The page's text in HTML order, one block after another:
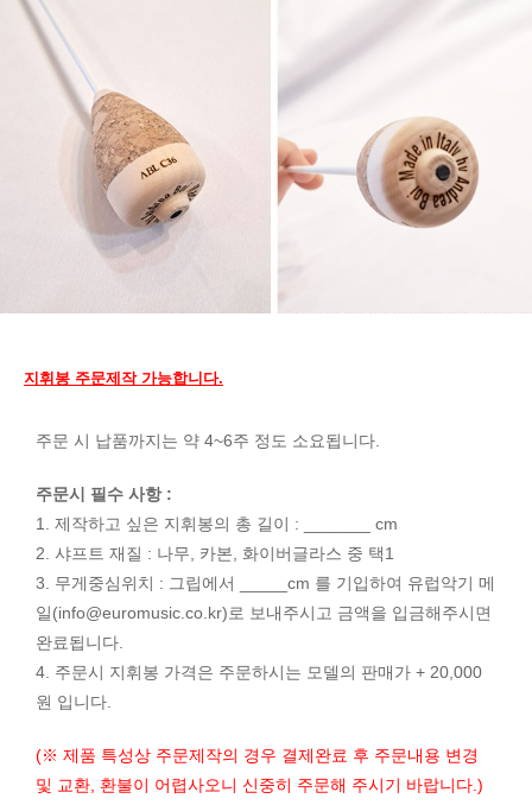
지휘봉 주문제작 가능합니다.
주문 시 납품까지는 약 4~6주 정도 소요됩니다.
주문시 필수 사항 :
1. 제작하고 싶은 지휘봉의 총 길이 : _______ cm
2. 샤프트 재질 : 나무, 카본, 화이버글라스 중 택1
3. 무게중심위치 : 그립에서 _____cm 를 기입하여 유럽악기 메
일(info@euromusic.co.kr)로 보내주시고 금액을 입금해주시면
완료됩니다.
4. 주문시 지휘봉 가격은 주문하시는 모델의 판매가 + 20,000
원 입니다.
(※ 제품 특성상 주문제작의 경우 결제완료 후 주문내용 변경
및 교환, 환불이 어렵사오니 신중히 주문해 주시기 바랍니다.)